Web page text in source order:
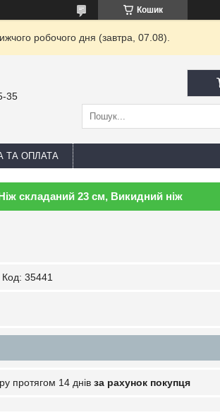
Кошик
робочого дня (завтра, 07.08).
35
ТА ОПЛАТА
складаний 23 см, Викидний ніж
Код: 35441
протягом 14 днів за рахунок покупця